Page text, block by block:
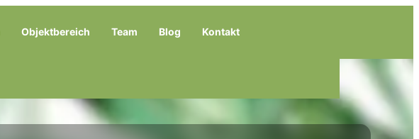
Objektbereich Team Blog Kontakt